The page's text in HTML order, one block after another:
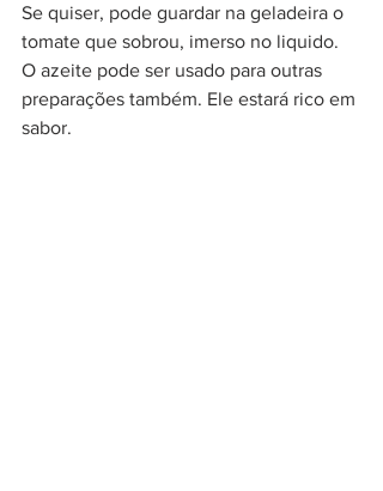
Se quiser, pode guardar na geladeira o
tomate que sobrou, imerso no liquido.
O azeite pode ser usado para outras
preparações também. Ele estará rico em
sabor.